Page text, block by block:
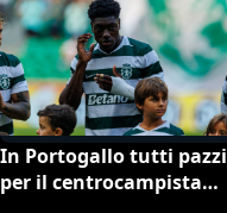
In Portogallo tutti pazzi
per il centrocampista